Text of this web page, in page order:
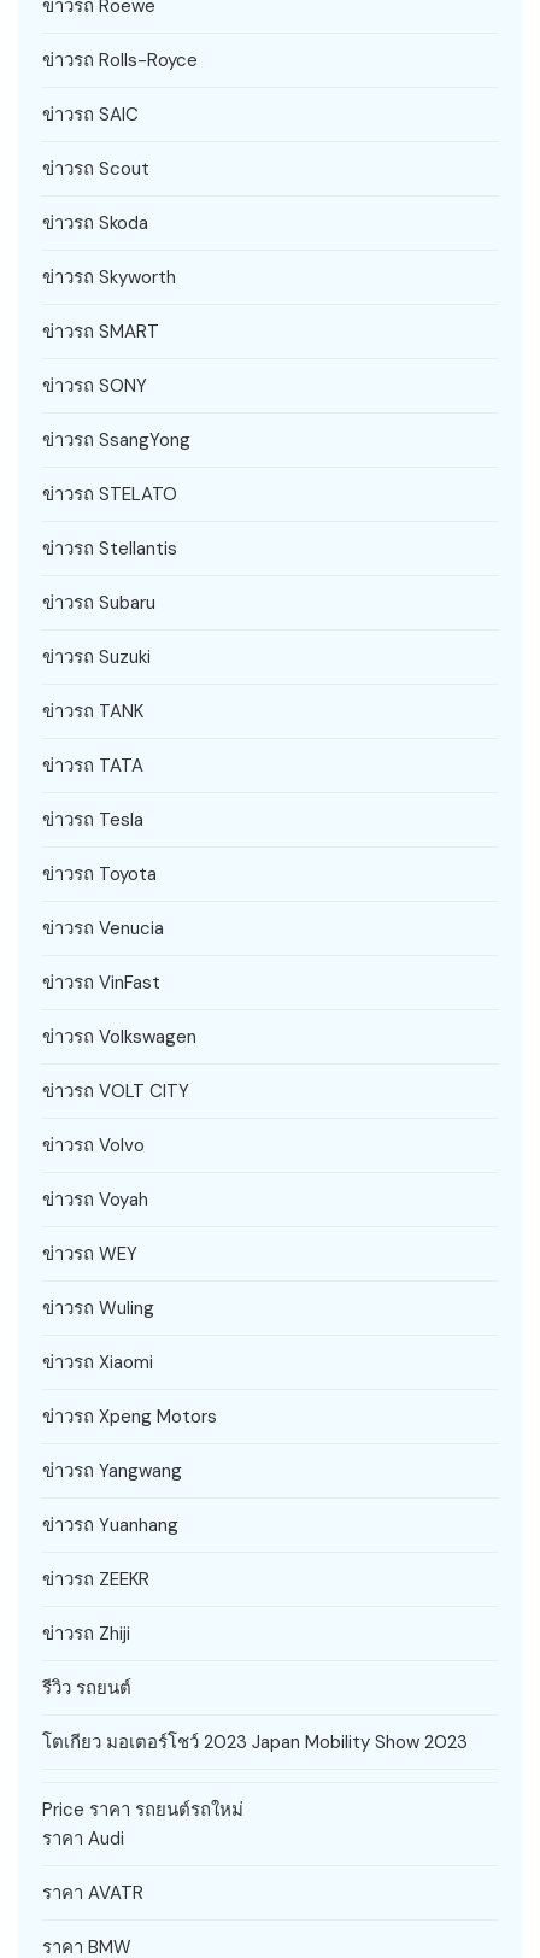
ข่าวรถ Roewe
ข่าวรถ Rolls-Royce
ข่าวรถ SAIC
ข่าวรถ Scout
ข่าวรถ Skoda
ข่าวรถ Skyworth
ข่าวรถ SMART
ข่าวรถ SONY
ข่าวรถ SsangYong
ข่าวรถ STELATO
ข่าวรถ Stellantis
ข่าวรถ Subaru
ข่าวรถ Suzuki
ข่าวรถ TANK
ข่าวรถ TATA
ข่าวรถ Tesla
ข่าวรถ Toyota
ข่าวรถ Venucia
ข่าวรถ VinFast
ข่าวรถ Volkswagen
ข่าวรถ VOLT CITY
ข่าวรถ Volvo
ข่าวรถ Voyah
ข่าวรถ WEY
ข่าวรถ Wuling
ข่าวรถ Xiaomi
ข่าวรถ Xpeng Motors
ข่าวรถ Yangwang
ข่าวรถ Yuanhang
ข่าวรถ ZEEKR
ข่าวรถ Zhiji
รีวิว รถยนต์
โตเกียว มอเตอร์โชว์ 2023 Japan Mobility Show 2023
Price ราคา รถยนต์รถใหม่
ราคา Audi
ราคา AVATR
ราคา BMW